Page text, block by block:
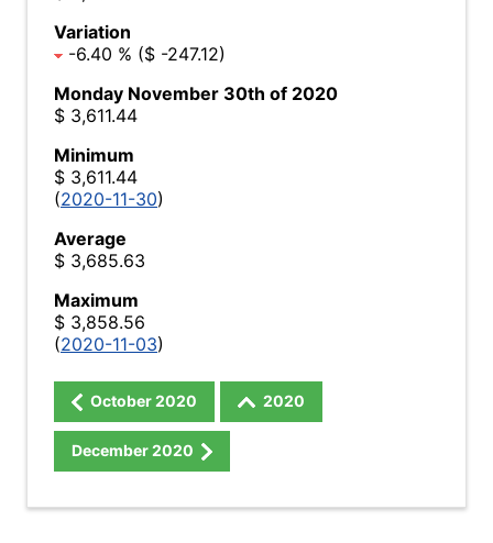
Variation
-6.40 % ($ -247.12)
Monday November 30th of 2020
$ 3,611.44
Minimum
$ 3,611.44
(2020-11-30)
Average
$ 3,685.63
Maximum
$ 3,858.56
(2020-11-03)
October2020 2020
December2020